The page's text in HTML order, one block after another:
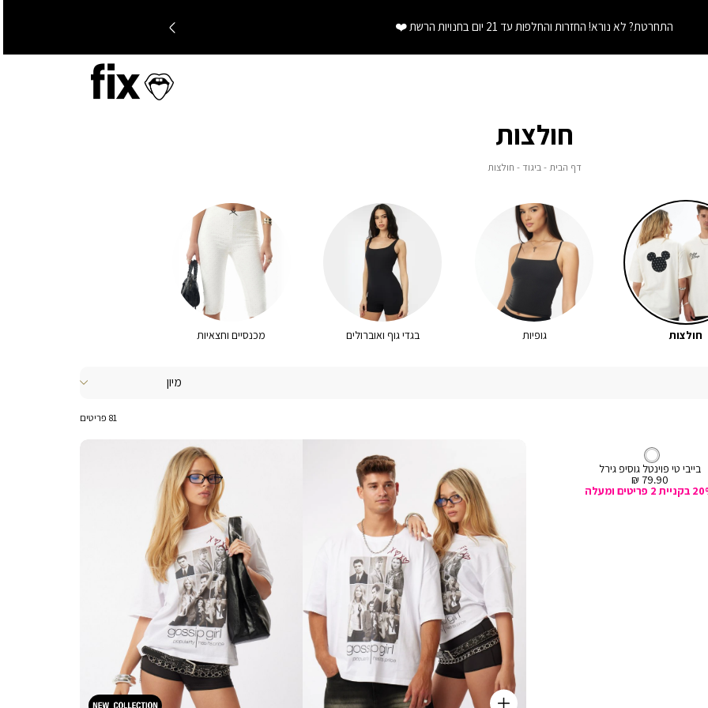
התחרטת? לא נורא! החזרות והחלפות עד 21 יום בחנויות הרשת ❤️
חולצות
דף הבית דףביגוד ביגוד
חולצות
חולצות גופיות בגדי גוף ואוברולים מכנסיים וחצאיות
81 פריטים
צבע
לבן
לבן
בייבי טי פוינטל גוסיפ גירל
מחיר
מכירה
79.90 ₪
2 פריטים ומעלה
טי
שירט